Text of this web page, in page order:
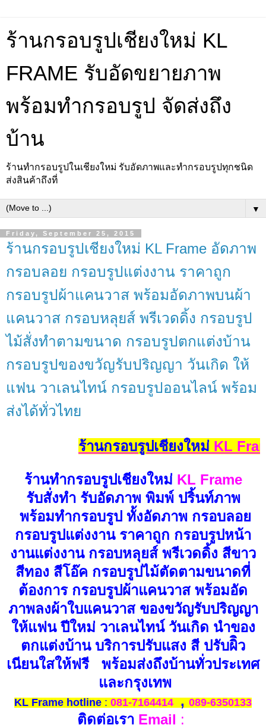
ร้านกรอบรูปเชียงใหม่ KL
FRAME รับอัดขยายภาพ
พร้อมทำกรอบรูป จัดส่งถึง
บ้าน
ร้านทำกรอบรูปในเชียงใหม่ รับอัดภาพและทำกรอบรูปทุกชนิด
ส่งสินค้าถึงที่
▼
Friday, September 25, 2015
ร้านกรอบรูปเชียงใหม่ KL Frame อัดภาพ
กรอบลอย กรอบรูปแต่งงาน ราคาถูก
กรอบรูปผ้าแคนวาส พร้อมอัดภาพบนผ้า
แคนวาส กรอบหลุยส์ พรีเวดดิ้ง กรอบรูป
ไม้สั่งทำตามขนาด กรอบรูปตกแต่งบ้าน
กรอบรูปของขวัญรับปริญญา วันเกิด ให้
แฟน วาเลนไทน์ กรอบรูปออนไลน์ พร้อม
ส่งได้ทั่วไทย
ร้านกรอบรูปเชียงใหม่KL Frame
ร้านทำกรอบรูปเชียงใหม่ KL Frame
รับสั่งทำ รับอัดภาพ พิมพ์ ปริ้นท์ภาพ
พร้อมทำกรอบรูป ทั้งอัดภาพ กรอบลอย
กรอบรูปแต่งงาน ราคาถูก กรอบรูปหน้า
งานแต่งงาน กรอบหลุยส์ พรีเวดดิ้ง สีขาว
สีทอง สีโอ๊ค กรอบรูปไม้ตัดตามขนาดที่
ต้องการ กรอบรูปผ้าแคนวาส พร้อมอัด
ภาพลงผ้าใบแคนวาส ของขวัญรับปริญญา
ให้แฟน ปีใหม่ วาเลนไทน์ วันเกิด นำของ
ตกแต่งบ้าน บริการปรับแสง สี ปรับผิิว
เนียนใสให้ฟรี พร้อมส่งถึงบ้านทั่วประเทศ
และกรุงเทพ
KL Frame hotline : 081-7164414 , 089-6350133
ติดต่อเรา Email :